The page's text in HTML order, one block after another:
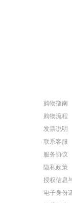
购物指南
购物流程
发票说明
联系客服
服务协议
隐私政策
授权信息
电子身份